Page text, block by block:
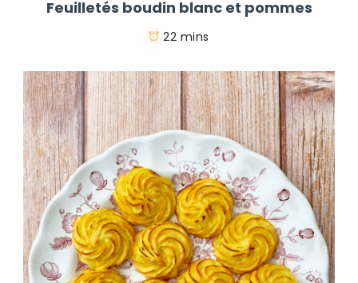
Feuilletés boudin blanc et pommes
22 mins